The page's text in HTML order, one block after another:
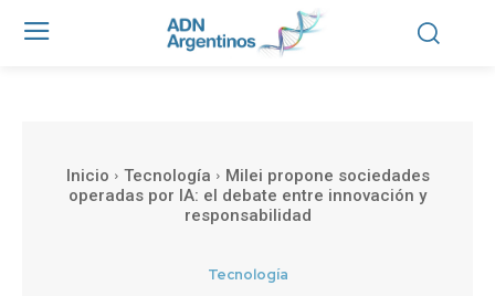
Inicio Tecnología
Milei propone sociedades
operadas por IA: el debate entre innovación y
responsabilidad
Tecnología